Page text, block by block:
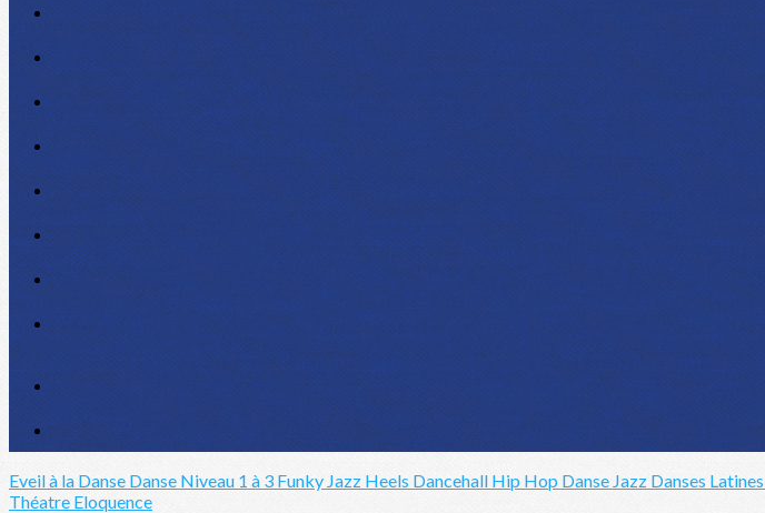
Eveil à la Danse Danse Niveau 1 à 3 Funky Jazz Heels Dancehall Hip Hop Danse Jazz Danses Latines
Théatre Eloquence